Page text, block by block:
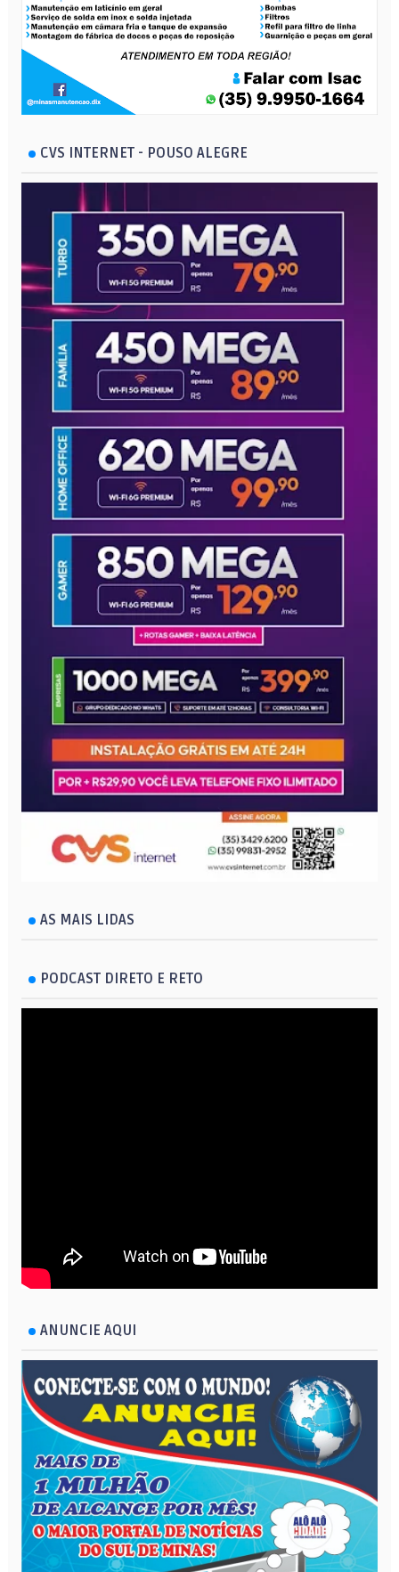
CVS INTERNET - POUSO ALEGRE
AS MAIS LIDAS
PODCAST DIRETO E RETO
ANUNCIE AQUI